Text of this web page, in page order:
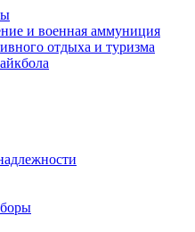
и военная аммуниция
отдыха и туризма